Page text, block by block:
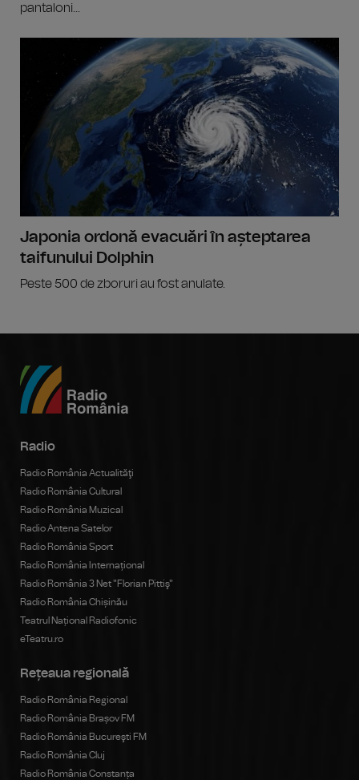
pantaloni...
Japonia ordonă evacuări în așteptarea
taifunului Dolphin
Peste 500 de zboruri au fost anulate.
Radio
Radio România Actualităţi
Radio România Cultural
Radio România Muzical
Radio Antena Satelor
Radio România Sport
Radio România Internațional
Radio România 3 Net "Florian Pittiş"
Radio România Chișinău
Teatrul Național Radiofonic
eTeatru.ro
Rețeaua regională
Radio România Regional
Radio România Brașov FM
Radio România Bucureşti FM
Radio România Cluj
Radio România Constanța